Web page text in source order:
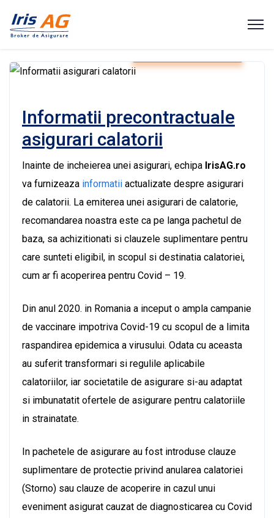
Informatii precontractuale
asigurari calatorii
Inainte de incheierea unei asigurari, echipa IrisAG.ro
va furnizeaza informatii actualizate despre asigurari
de calatorii. La emiterea unei asigurari de calatorie,
recomandarea noastra este ca pe langa pachetul de
baza, sa achizitionati si clauzele suplimentare pentru
care sunteti eligibil, in scopul si destinatia calatoriei,
cum ar fi acoperirea pentru Covid – 19.
Din anul 2020. in Romania a inceput o ampla campanie
de vaccinare impotriva Covid-19 cu scopul de a limita
raspandirea epidemica a virusului. Odata cu aceasta
au suferit transformari si regulile aplicabile
calatoriilor, iar societatile de asigurare si-au adaptat
si imbunatatit ofertele de asigurare pentru calatoriile
in strainatate.
In pachetele de asigurare au fost introduse clauze
suplimentare de protectie privind anularea calatoriei
(Storno) sau clauze de acoperire in cazul unui
eveniment asigurat cauzat de diagnosticarea cu Covid